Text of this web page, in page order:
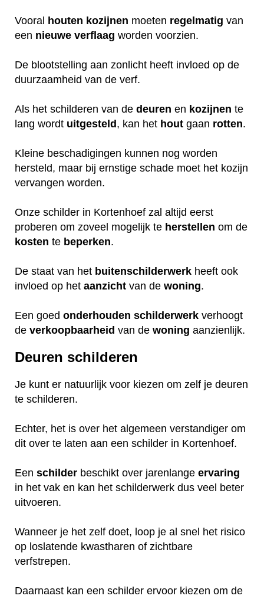
Vooral houten kozijnen moeten regelmatig van
een nieuwe verflaag worden voorzien.
De blootstelling aan zonlicht heeft invloed op de
duurzaamheid van de verf.
Als het schilderen van de deuren en kozijnen te
lang wordt uitgesteld, kan het hout gaan rotten.
Kleine beschadigingen kunnen nog worden
hersteld, maar bij ernstige schade moet het kozijn
vervangen worden.
Onze schilder in Kortenhoef zal altijd eerst
proberen om zoveel mogelijk te herstellen om de
kosten te beperken.
De staat van het buitenschilderwerk heeft ook
invloed op het aanzicht van de woning.
Een goed onderhouden schilderwerk verhoogt
de verkoopbaarheid van de woning aanzienlijk.
Deuren schilderen
Je kunt er natuurlijk voor kiezen om zelf je deuren
te schilderen.
Echter, het is over het algemeen verstandiger om
dit over te laten aan een schilder in Kortenhoef.
Een schilder beschikt over jarenlange ervaring
in het vak en kan het schilderwerk dus veel beter
uitvoeren.
Wanneer je het zelf doet, loop je al snel het risico
op loslatende kwastharen of zichtbare
verfstrepen.
Daarnaast kan een schilder ervoor kiezen om de